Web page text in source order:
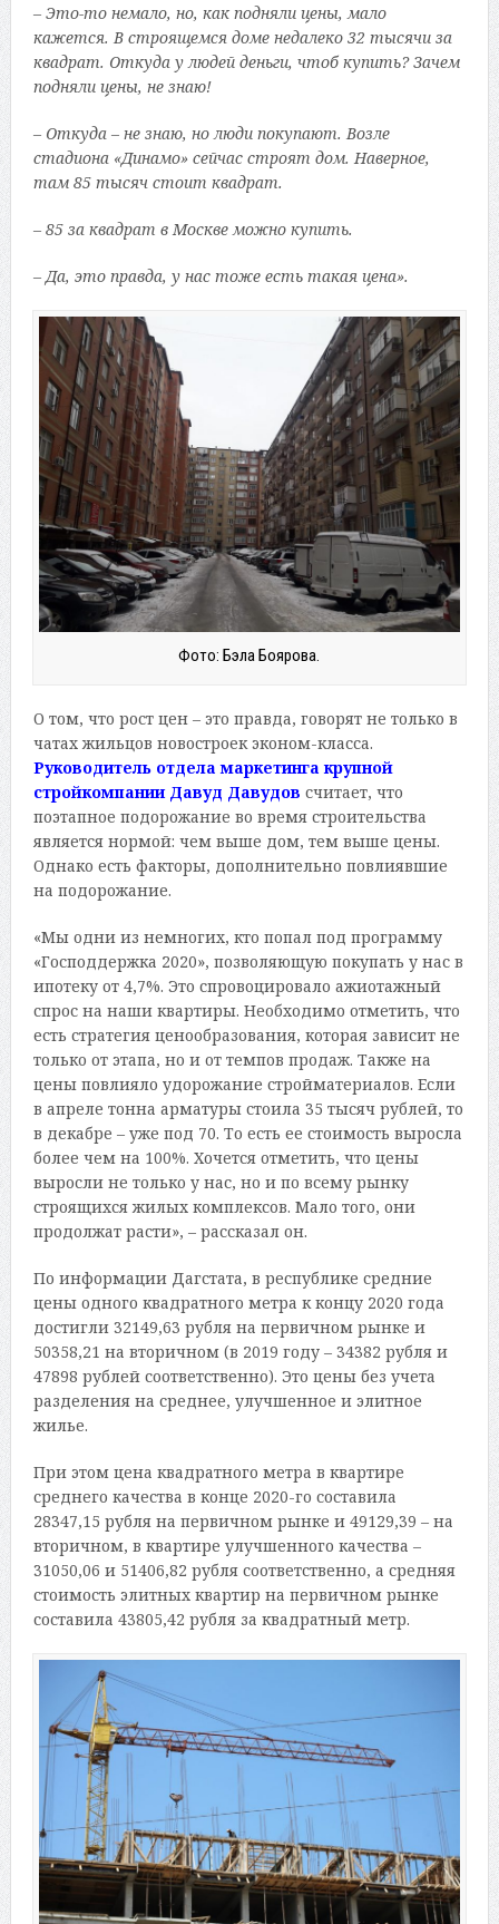
– Это-то немало, но, как подняли цены, мало
кажется. В строящемся доме недалеко 32 тысячи за
квадрат. Откуда у людей деньги, чтоб купить? Зачем
подняли цены, не знаю!
– Откуда – не знаю, но люди покупают. Возле
стадиона «Динамо» сейчас строят дом. Наверное,
там 85 тысяч стоит квадрат.
– 85 за квадрат в Москве можно купить.
– Да, это правда, у нас тоже есть такая цена».
Фото: Бэла Боярова.
О том, что рост цен – это правда, говорят не только в
чатах жильцов новостроек эконом-класса.
Руководитель отдела маркетинга крупной
стройкомпании Давуд Давудов считает, что
поэтапное подорожание во время строительства
является нормой: чем выше дом, тем выше цены.
Однако есть факторы, дополнительно повлиявшие
на подорожание.
«Мы одни из немногих, кто попал под программу
«Господдержка 2020», позволяющую покупать у нас в
ипотеку от 4,7%. Это спровоцировало ажиотажный
спрос на наши квартиры. Необходимо отметить, что
есть стратегия ценообразования, которая зависит не
только от этапа, но и от темпов продаж. Также на
цены повлияло удорожание стройматериалов. Если
в апреле тонна арматуры стоила 35 тысяч рублей, то
в декабре – уже под 70. То есть ее стоимость выросла
более чем на 100%. Хочется отметить, что цены
выросли не только у нас, но и по всему рынку
строящихся жилых комплексов. Мало того, они
продолжат расти», – рассказал он.
По информации Дагстата, в республике средние
цены одного квадратного метра к концу 2020 года
достигли 32149,63 рубля на первичном рынке и
50358,21 на вторичном (в 2019 году – 34382 рубля и
47898 рублей соответственно). Это цены без учета
разделения на среднее, улучшенное и элитное
жилье.
При этом цена квадратного метра в квартире
среднего качества в конце 2020-го составила
28347,15 рубля на первичном рынке и 49129,39 – на
вторичном, в квартире улучшенного качества –
31050,06 и 51406,82 рубля соответственно, а средняя
стоимость элитных квартир на первичном рынке
составила 43805,42 рубля за квадратный метр.